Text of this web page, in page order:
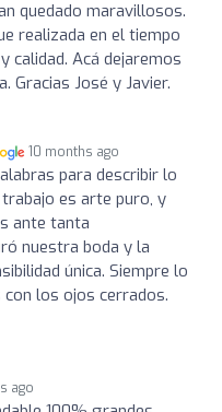
quedado maravillosos.
realizada en el tiempo
calidad. Acá dejaremos
Gracias José y Javier.
10 months ago
para describir lo
es arte puro, y
ante tanta
nuestra boda y la
única. Siempre lo
los ojos cerrados.
ago